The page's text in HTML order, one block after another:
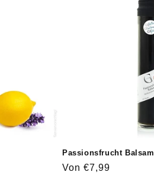
Passionsfrucht Balsam
Normaler
Von €7,99